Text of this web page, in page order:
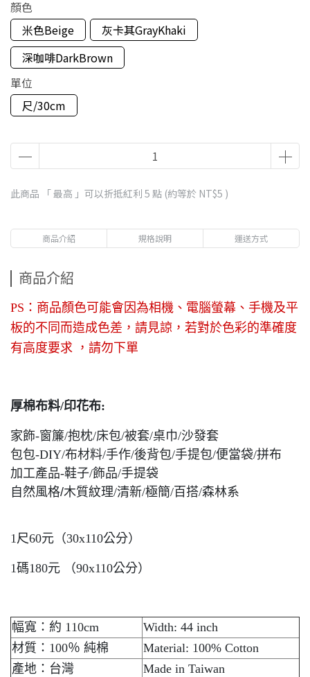
顏色
米色Beige
灰卡其GrayKhaki
深咖啡DarkBrown
單位
尺/30cm
此商品 「 最高 」可以折抵紅利 5 點 (約等於 NT$5 )
商品介紹 規格說明 運送方式
商品介紹
PS：商品顏色可能會因為相機、電腦螢幕、手機及平
板的不同而造成色差，請見諒，若對於色彩的準確度
有高度要求 ，請勿下單
厚棉布料/印花布:
家飾-窗簾/抱枕/床包/被套/桌巾/沙發套
包包-DIY/布材料/手作/後背包/手提包/便當袋/拼布
加工產品-鞋子/飾品/手提袋
自然風格/木質紋理/清新/極簡/百搭/森林系
1尺60元（30x110公分）
1碼180元 （90x110公分）
幅寬：約 110cm
Width: 44 inch
材質：100％ 純棉
Material: 100% Cotton
產地：台灣
Made in Taiwan